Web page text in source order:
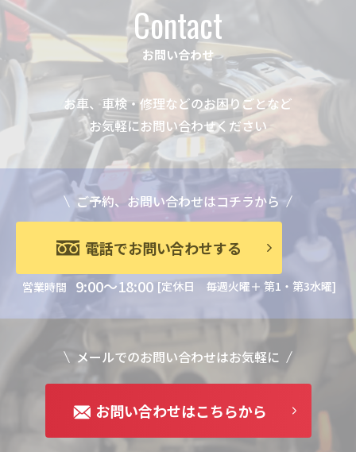
Contact
お問い合わせ
お車、車検・修理などのお困りごとなど
お気軽にお問い合わせください
ご予約、お問い合わせはコチラから
電話でお問い合わせする
営業時間 9:00～18:00 [定休日 毎週火曜＋ 第1・第3水曜]
メールでのお問い合わせはお気軽に
お問い合わせはこちらから